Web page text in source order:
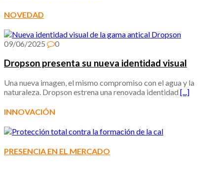
NOVEDAD
09/06/2025 0
Dropson presenta su nueva identidad visual
Una nueva imagen, el mismo compromiso con el agua y la
naturaleza. Dropson estrena una renovada identidad [...]
INNOVACIÓN
PRESENCIA EN EL MERCADO